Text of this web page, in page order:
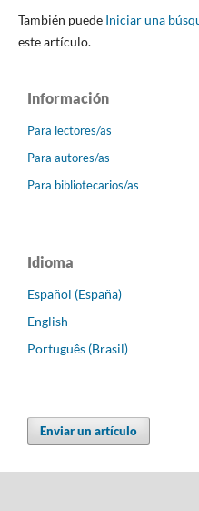
También puede Iniciar una
este artículo.
Información
Para lectores/as
Para autores/as
Para bibliotecarios/as
Idioma
Español (España)
English
Português (Brasil)
Enviar un artículo